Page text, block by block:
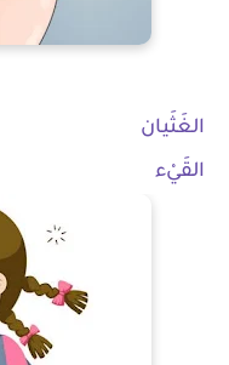
الغَثَيان
القَيْء